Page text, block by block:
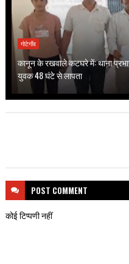
गोटेगाँव
कानून के रखवाले कटघरे में: थाना
युवक 48 घंटे से लापता
POST COMMENT
कोई टिप्पणी नहीं